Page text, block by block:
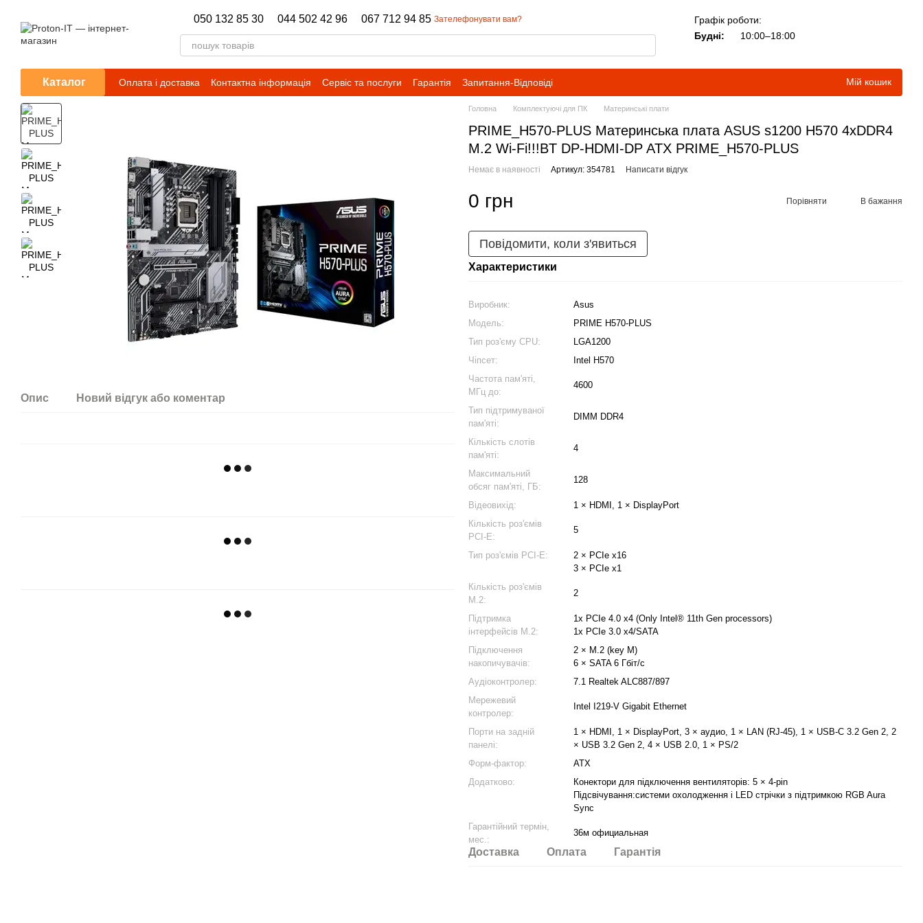
050 132 85 30 044 502 42 96 067 712 94 85 Зателефонувати вам?
Графік роботи:
Будні:
10:00–18:00
Каталог Оплата і доставка Контактна інформація Сервіс та послуги Гарантія Запитання-Відповіді Мій кошик
Опис Новий відгук або коментар
Головна Комплектуючі для ПК Материнські плати
PRIME_H570-PLUS Материнcька плата ASUS s1200 H570 4xDDR4
M.2 Wi-Fi!!!BT DP-HDMI-DP ATX PRIME_H570-PLUS
Немає в наявності Артикул: 354781 Написати відгук
0 грн Порівняти В бажання
Повідомити, коли з'явиться
Характеристики
Виробник:
Asus
Модель:
PRIME H570-PLUS
Тип роз'єму CPU:
LGA1200
Чіпсет:
Intel H570
Частота пам'яті,
МГц до:
4600
Тип підтримуваної
пам'яті:
DIMM DDR4
Кількість слотів
пам'яті:
4
Максимальний
обсяг пам'яті, ГБ:
128
Відеовихід:
1 × HDMI, 1 × DisplayPort
Кількість роз'ємів
PCI-E:
5
Тип роз'ємів PCI-E:
2 × PCIe x16
3 × PCIe x1
Кількість роз'ємів
M.2:
2
Підтримка
інтерфейсів M.2:
1x PCIe 4.0 x4 (Only Intel® 11th Gen processors)
1x PCIe 3.0 x4/SATA
Підключення
накопичувачів:
2 × M.2 (key M)
6 × SATA 6 Гбіт/с
Аудіоконтролер:
7.1 Realtek ALC887/897
Мережевий
контролер:
Intel I219-V Gigabit Ethernet
Порти на задній
панелі:
1 × HDMI, 1 × DisplayPort, 3 × аудио, 1 × LAN (RJ-45), 1 × USB-C 3.2 Gen 2, 2
× USB 3.2 Gen 2, 4 × USB 2.0, 1 × PS/2
Форм-фактор:
ATX
Додатково:
Конектори для підключення вентиляторів: 5 × 4-pin
Підсвічування:системи охолодження і LED стрічки з підтримкою RGB Aura
Sync
Гарантійний термін,
мес.:
36м официальная
Доставка Оплата Гарантія